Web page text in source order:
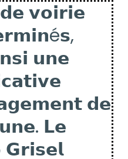
𝘃𝗼𝗶𝗿𝗶𝗲
𝘂𝗻𝗲
𝗱𝗲
𝗟𝗲